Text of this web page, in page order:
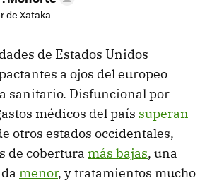
de Xataka
de Estados Unidos
a ojos del europeo
sanitario. Disfuncional por
médicos del país superan
otros estados occidentales,
de cobertura más bajas, una
menor, y tratamientos mucho